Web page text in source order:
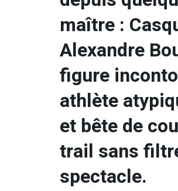
maître :
Alexandre
figure
athlète
et bête de
trail sans
spectacle.